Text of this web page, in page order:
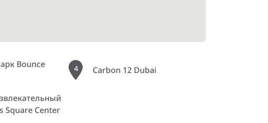
Bounce
4 Carbon 12 Dubai
Square Center